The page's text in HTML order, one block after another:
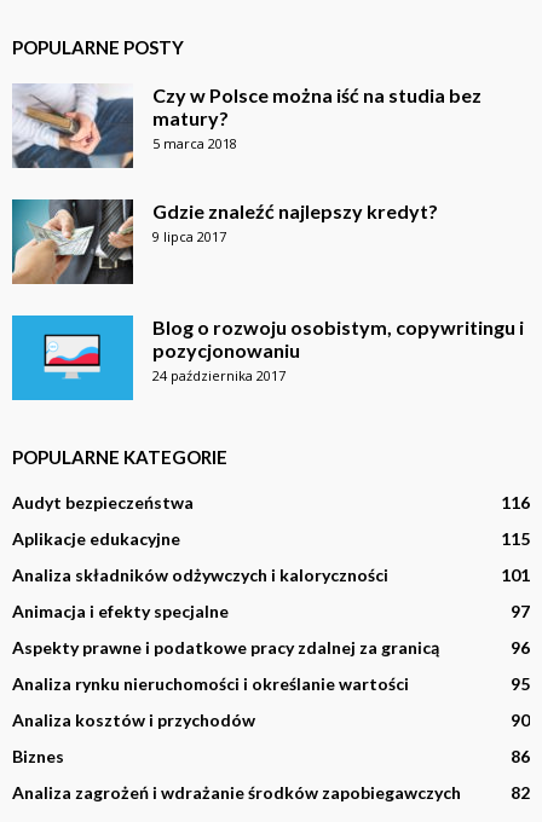
POPULARNE POSTY
Czy w Polsce można iść na studia bez
matury?
5 marca 2018
Gdzie znaleźć najlepszy kredyt?
9 lipca 2017
Blog o rozwoju osobistym, copywritingu i
pozycjonowaniu
24 października 2017
POPULARNE KATEGORIE
Audyt bezpieczeństwa
116
Aplikacje edukacyjne
115
Analiza składników odżywczych i kaloryczności
101
Animacja i efekty specjalne
97
Aspekty prawne i podatkowe pracy zdalnej za granicą
96
Analiza rynku nieruchomości i określanie wartości
95
Analiza kosztów i przychodów
90
Biznes
86
Analiza zagrożeń i wdrażanie środków zapobiegawczych
82